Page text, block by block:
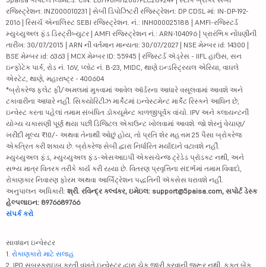
રજિસ્ટ્રેશન: INZ000010231 | સેબી ડિપોઝિટરી રજિસ્ટ્રેશન: DP CDSL માં: IN-DP-192-
2016 | રિસર્ચ એનાલિસ્ટ SEBI રજિસ્ટ્રેશન. નં.: INH000025188 | AMFI-રજિસ્ટર્ડ
મ્યુચ્યુઅલ ફંડ ડિસ્ટ્રીબ્યુટર | AMFI રજિસ્ટ્રેશન નં.: ARN-104096 | પ્રારંભિક નોંધણીની
તારીખ: 30/07/2015 | ARN ની વર્તમાન માન્યતા: 30/07/2027 | NSE મેમ્બર id: 14300 |
BSE મેમ્બર id: 6363 | MCX મેમ્બર ID: 55945 | રજિસ્ટર્ડ ઍડ્રેસ - IIFL હાઉસ, સન
ઇન્ફોટેક પાર્ક, રોડ નં. 16V, પ્લોટ નં. B-23, MIDC, થાણે ઇન્ડસ્ટ્રિયલ એરિયા, વાઘલે
એસ્ટેટ, થાણે, મહારાષ્ટ્ર - 400604
*બ્રોકરેજ ફ્લેટ ફી/અમલમાં મુકવામાં આવેલ ઑર્ડરના આધારે વસૂલવામાં આવશે અને
ટકાવારીના આધારે નહીં. સિક્યોરિટીઝ માર્કેટમાં ઇન્વેસ્ટમેન્ટ માર્કેટ રિસ્કને આધિન છે,
ઇન્વેસ્ટ કરતા પહેલાં તમામ સંબંધિત ડૉક્યૂમેન્ટ કાળજીપૂર્વક વાંચો. IPV અને ક્લાયન્ટની
યોગ્ય ચકાસણી પૂર્ણ થયા પછી ડિજિટલ એકાઉન્ટ ખોલવામાં આવશે. જો શેરનું વેચાણ/
ખરીદી મૂલ્ય ₹10/- અથવા તેનાથી ઓછું હોય, તો પ્રતિ શેર મહત્તમ 25 પૈસા બ્રોકરેજ
એકત્રિત કરી શકાય છે. બ્રોકરેજ સેબી દ્વારા નિર્ધારિત મર્યાદાને વટાવશે નહીં.
મ્યુચ્યુઅલ ફંડ, મ્યુચ્યુઅલ ફંડ-એસઆઇપી એક્સચેન્જ ટ્રેડેડ પ્રૉડક્ટ નથી, અને
સભ્ય માત્ર વિતરક તરીકે કાર્ય કરી રહ્યા છે. વિતરણ પ્રવૃત્તિના સંદર્ભમાં તમામ વિવાદો,
રોકાણકાર નિવારણ ફોરમ અથવા આર્બિટ્રેશન પદ્ધતિની ઍક્સેસ ધરાવશે નહીં.
અનુપાલન અધિકારી: શ્રી. રવિન્દ્ર કલ્વંકર, ઇમેઇલ: support@5paisa.com, સપોર્ટ ડેસ્ક
હેલ્પલાઇન: 8976689766
સંપર્ક કરો
સાવધાન ઇન્વેસ્ટર
1. રોકાણકારો માટે સલાહ
2. IPO સબસ્ક્રાઇબ કરતી વખતે ઇન્વેસ્ટર દ્વારા ચેક જારી કરવાની જરૂર નથી. ફક્ત બેંક